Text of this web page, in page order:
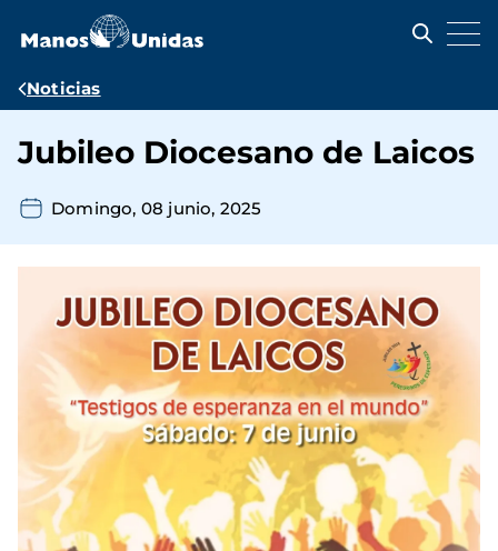
contenido
Ruta
navegación
Noticias
Jubileo Diocesano de Laicos
Domingo, 08 junio, 2025